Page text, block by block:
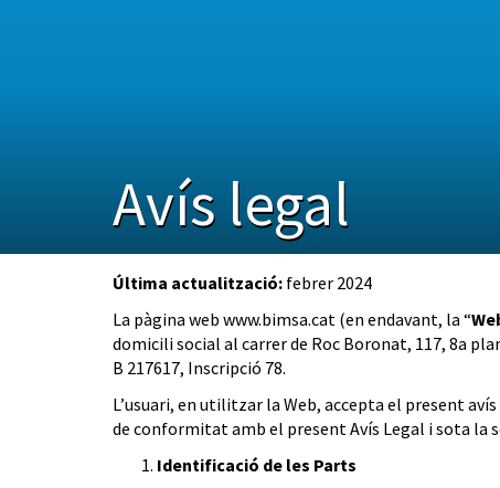
Avís legal
Última actualització: febrer 2024
La pàgina web www.bimsa.cat (en endavant, la “
domicili social al carrer de Roc Boronat, 117, 8a
B 217617, Inscripció 78.
L’usuari, en utilitzar la Web, accepta el present
de conformitat amb el present Avís Legal i sota la
Identificació de les Parts